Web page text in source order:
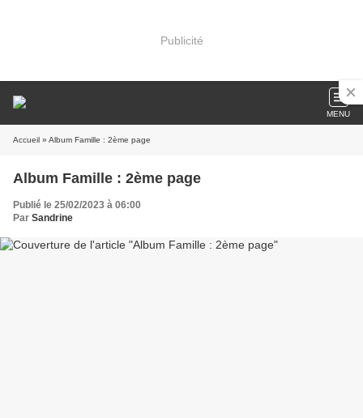
Publicité
MENU
Accueil » Album Famille : 2ème page
Album Famille : 2ème page
Publié le 25/02/2023 à 06:00
Par Sandrine